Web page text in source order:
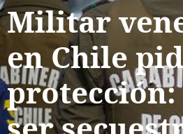
Militar
en Chile
protección: